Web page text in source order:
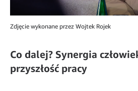
Zdjęcie wykonane przez Wojtek Rojek
Co dalej? Synergia
przyszłość pracy